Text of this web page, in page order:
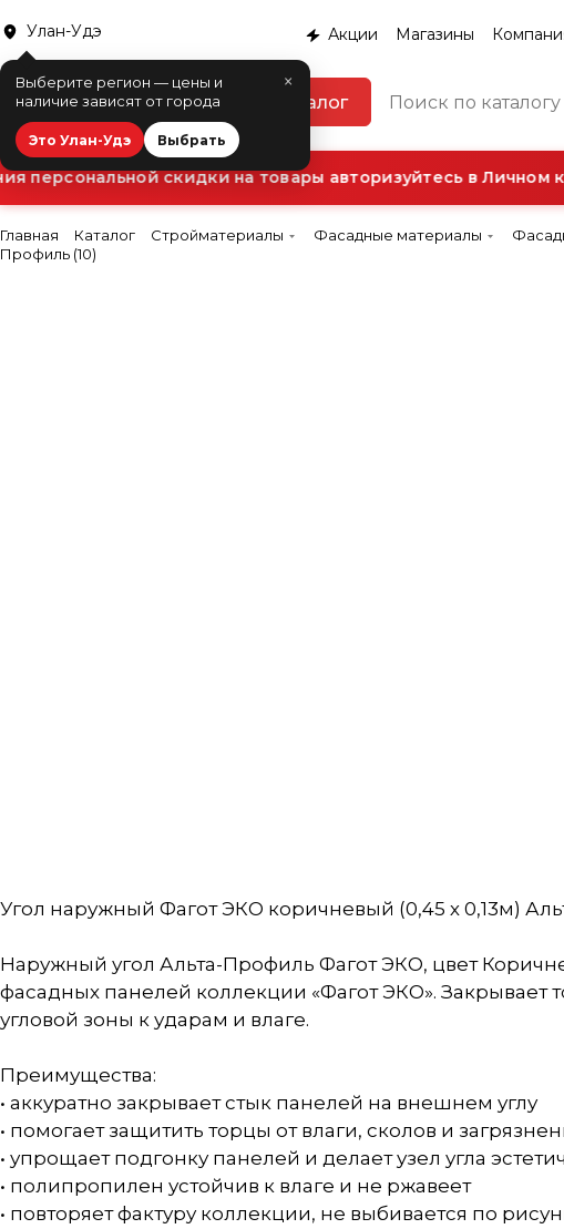
Улан-Удэ
×
Выберите регион — цены и
наличие зависят от города
Это Улан-Удэ Выбрать
Акции Магазины
Каталог
персональной скидки на товары авторизуйтесь в Личном
Главная Каталог Стройматериалы Фасадные материалы
Профиль (10)
Угол наружный Фагот ЭКО коричневый (0,45 х 0,13м)
Наружный угол Альта-Профиль Фагот ЭКО, цвет
фасадных панелей коллекции «Фагот ЭКО».
угловой зоны к ударам и влаге.
Преимущества:
• аккуратно закрывает стык панелей на внешнем углу
• помогает защитить торцы от влаги, сколов и
• упрощает подгонку панелей и делает узел угла
• полипропилен устойчив к влаге и не ржавеет
• повторяет фактуру коллекции, не выбивается по